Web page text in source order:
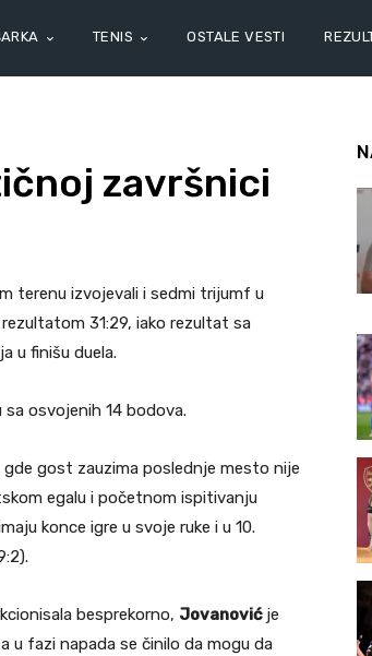
TENIS OSTALE VESTI
završnici
terenu izvojevali i sedmi trijumf u
31:29, iako rezultat sa
u finišu duela.
osvojenih 14 bodova.
gost zauzima poslednje mesto nije
egalu i početnom ispitivanju
konce igre u svoje ruke i u 10.
besprekorno, Jovanović je
u fazi napada se činilo da mogu da